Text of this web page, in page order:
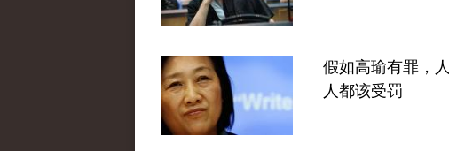
假如高瑜有罪，人
人都该受罚